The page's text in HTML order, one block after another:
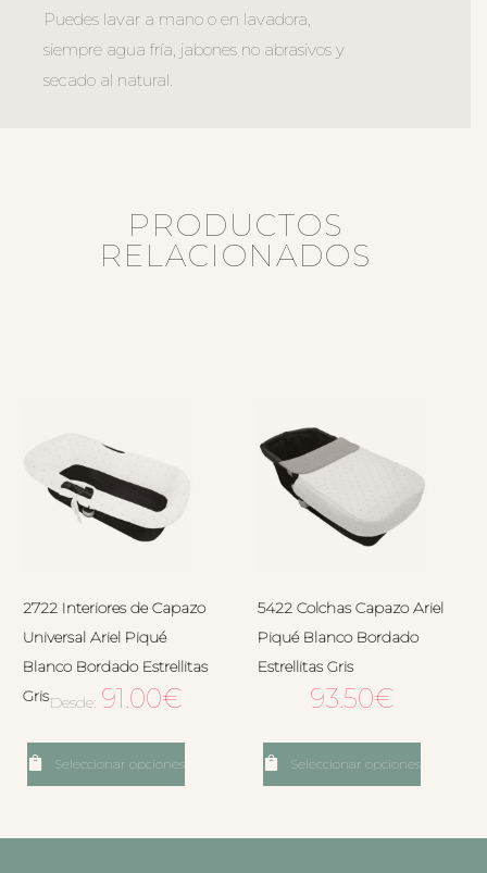
Puedes lavar a mano o en lavadora,
siempre agua fría, jabones no abrasivos y
secado al natural.
PRODUCTOS
RELACIONADOS
2722 Interiores de Capazo
Universal Ariel Piqué
Blanco Bordado Estrellitas
GrisDesde: 91.00€
Seleccionar opciones
5422 Colchas Capazo Ariel
Piqué Blanco Bordado
Estrellitas Gris
93.50€
Seleccionar opciones